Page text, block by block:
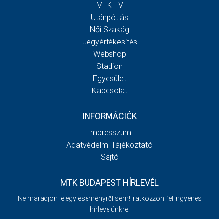
MTK TV
Utánpótlás
Női Szakág
Jegyértékesítés
Webshop
Stadion
Egyesület
Kapcsolat
INFORMÁCIÓK
Impresszum
Adatvédelmi Tájékoztató
Sajtó
MTK BUDAPEST HÍRLEVÉL
Ne maradjon le egy eseményről sem! Iratkozzon fel ingyenes
hírlevelünkre: